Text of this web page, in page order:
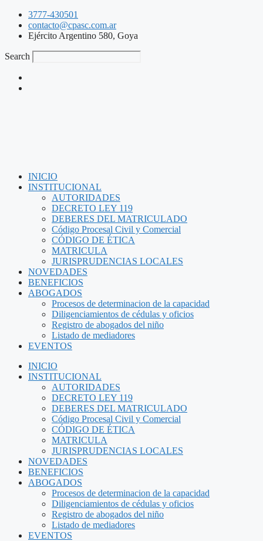
3777-430501
contacto@cpasc.com.ar
Ejército Argentino 580, Goya
Search
INICIO
INSTITUCIONAL
AUTORIDADES
DECRETO LEY 119
DEBERES DEL MATRICULADO
Código Procesal Civil y Comercial
CÓDIGO DE ÉTICA
MATRICULA
JURISPRUDENCIAS LOCALES
NOVEDADES
BENEFICIOS
ABOGADOS
Procesos de determinacion de la capacidad
Diligenciamientos de cédulas y oficios
Registro de abogados del niño
Listado de mediadores
EVENTOS
INICIO
INSTITUCIONAL
AUTORIDADES
DECRETO LEY 119
DEBERES DEL MATRICULADO
Código Procesal Civil y Comercial
CÓDIGO DE ÉTICA
MATRICULA
JURISPRUDENCIAS LOCALES
NOVEDADES
BENEFICIOS
ABOGADOS
Procesos de determinacion de la capacidad
Diligenciamientos de cédulas y oficios
Registro de abogados del niño
Listado de mediadores
EVENTOS